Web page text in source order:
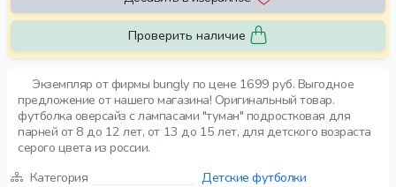
Экземпляр от фирмы bungly по цене 1699 руб. Выгодное
предложение от нашего магазина! Оригинальный товар.
футболка оверсайз с лампасами "туман" подростковая для
парней от 8 до 12 лет, от 13 до 15 лет, для детского возраста
серого цвета из россии.
Категория
Детские футболки
Проверить наличие